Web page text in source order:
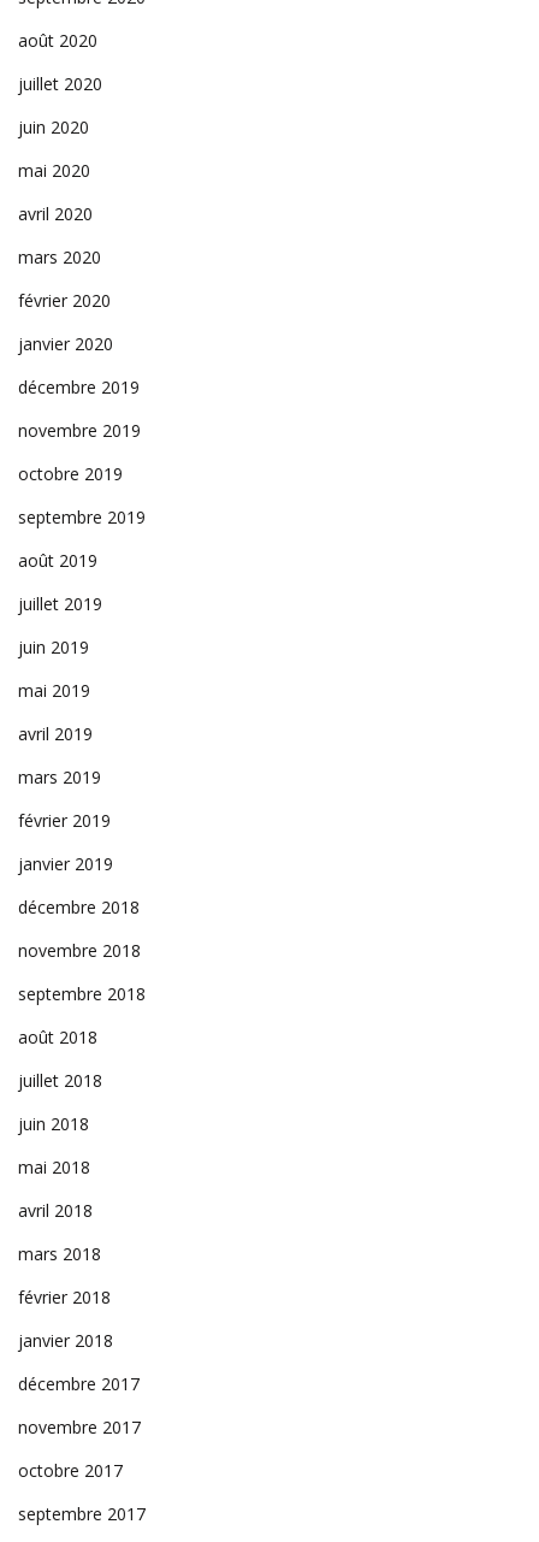
août 2020
juillet 2020
juin 2020
mai 2020
avril 2020
mars 2020
février 2020
janvier 2020
décembre 2019
novembre 2019
octobre 2019
septembre 2019
août 2019
juillet 2019
juin 2019
mai 2019
avril 2019
mars 2019
février 2019
janvier 2019
décembre 2018
novembre 2018
septembre 2018
août 2018
juillet 2018
juin 2018
mai 2018
avril 2018
mars 2018
février 2018
janvier 2018
décembre 2017
novembre 2017
octobre 2017
septembre 2017